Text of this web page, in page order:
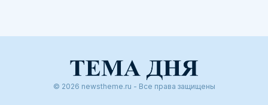
© 2026 newstheme.ru - Все права защищены